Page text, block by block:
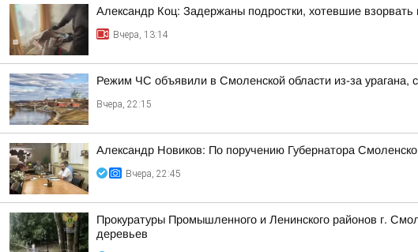
Александр Коц: Задержаны подростки, хотевшие взорвать
Вчера, 13:14
Режим ЧС объявили в Смоленской области из-за урагана,
Вчера, 22:15
Александр Новиков: По поручению Губернатора
Вчера, 22:45
Прокуратуры Промышленного и Ленинского районов г.
деревьев